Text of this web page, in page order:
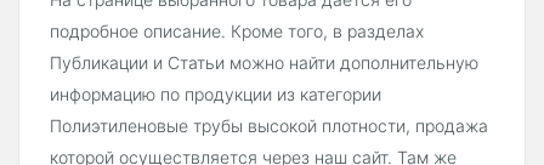
подробное описание. Кроме того, в разделах
Публикации и Статьи можно найти дополнительную
информацию по продукции из категории
Полиэтиленовые трубы высокой плотности, продажа
которой осуществляется через наш сайт. Там же